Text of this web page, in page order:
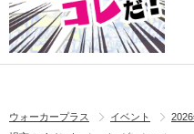
ウォーカープラス イベント